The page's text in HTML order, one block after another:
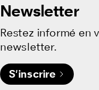
Newsletter
Restez informé en
newsletter.
S'inscrire